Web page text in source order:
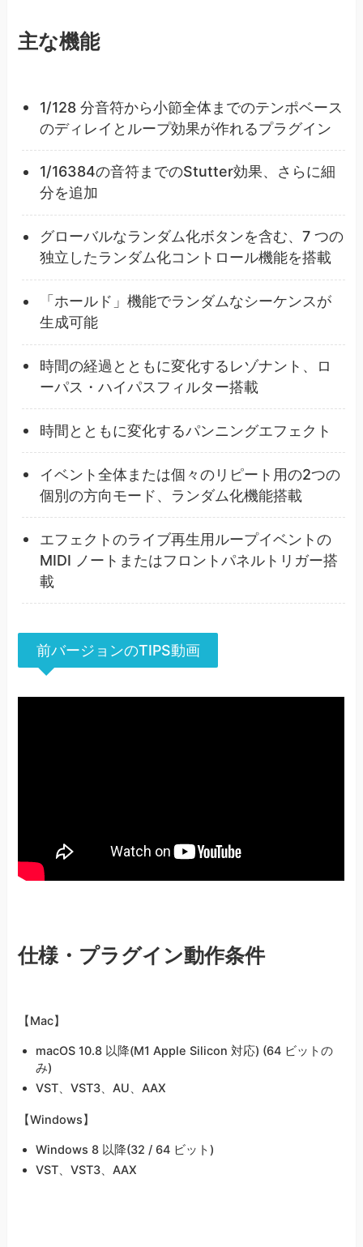
主な機能
1/128 分音符から小節全体までのテンポベース
のディレイとループ効果が作れるプラグイン
1/16384の音符までのStutter効果、さらに細
分を追加
グローバルなランダム化ボタンを含む、7 つの
独立したランダム化コントロール機能を搭載
「ホールド」機能でランダムなシーケンスが
生成可能
時間の経過とともに変化するレゾナント、ロ
ーパス・ハイパスフィルター搭載
時間とともに変化するパンニングエフェクト
イベント全体または個々のリピート用の2つの
個別の方向モード、ランダム化機能搭載
エフェクトのライブ再生用ループイベントの
MIDI ノートまたはフロントパネルトリガー搭
載
前バージョンのTIPS動画
仕様・プラグイン動作条件
【Mac】
macOS 10.8 以降(M1 Apple Silicon 対応) (64 ビットの
み)
VST、VST3、AU、AAX
【Windows】
Windows 8 以降(32 / 64 ビット)
VST、VST3、AAX